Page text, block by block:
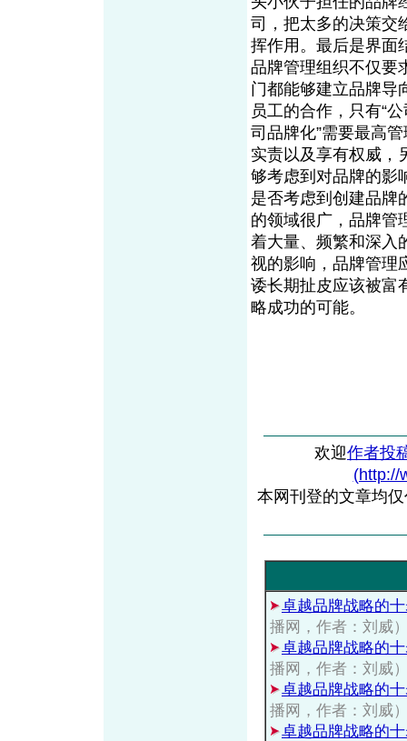
司，把太多的决策交
挥作用。最后是界面
品牌管理组织不仅要
门都能够建立品牌导
员工的合作，只有“
司品牌化”需要最高
实责以及享有权威，
够考虑到对品牌的影
是否考虑到创建品牌
的领域很广，品牌管
着大量、频繁和深入
视的影响，品牌管理
诿长期扯皮应该被富
略成功的可能。
欢迎作者投
(http://
本网刊登的文章均
卓越品牌战略的
播网，作者：刘威
卓越品牌战略的
播网，作者：刘威
卓越品牌战略的
播网，作者：刘威
卓越品牌战略的